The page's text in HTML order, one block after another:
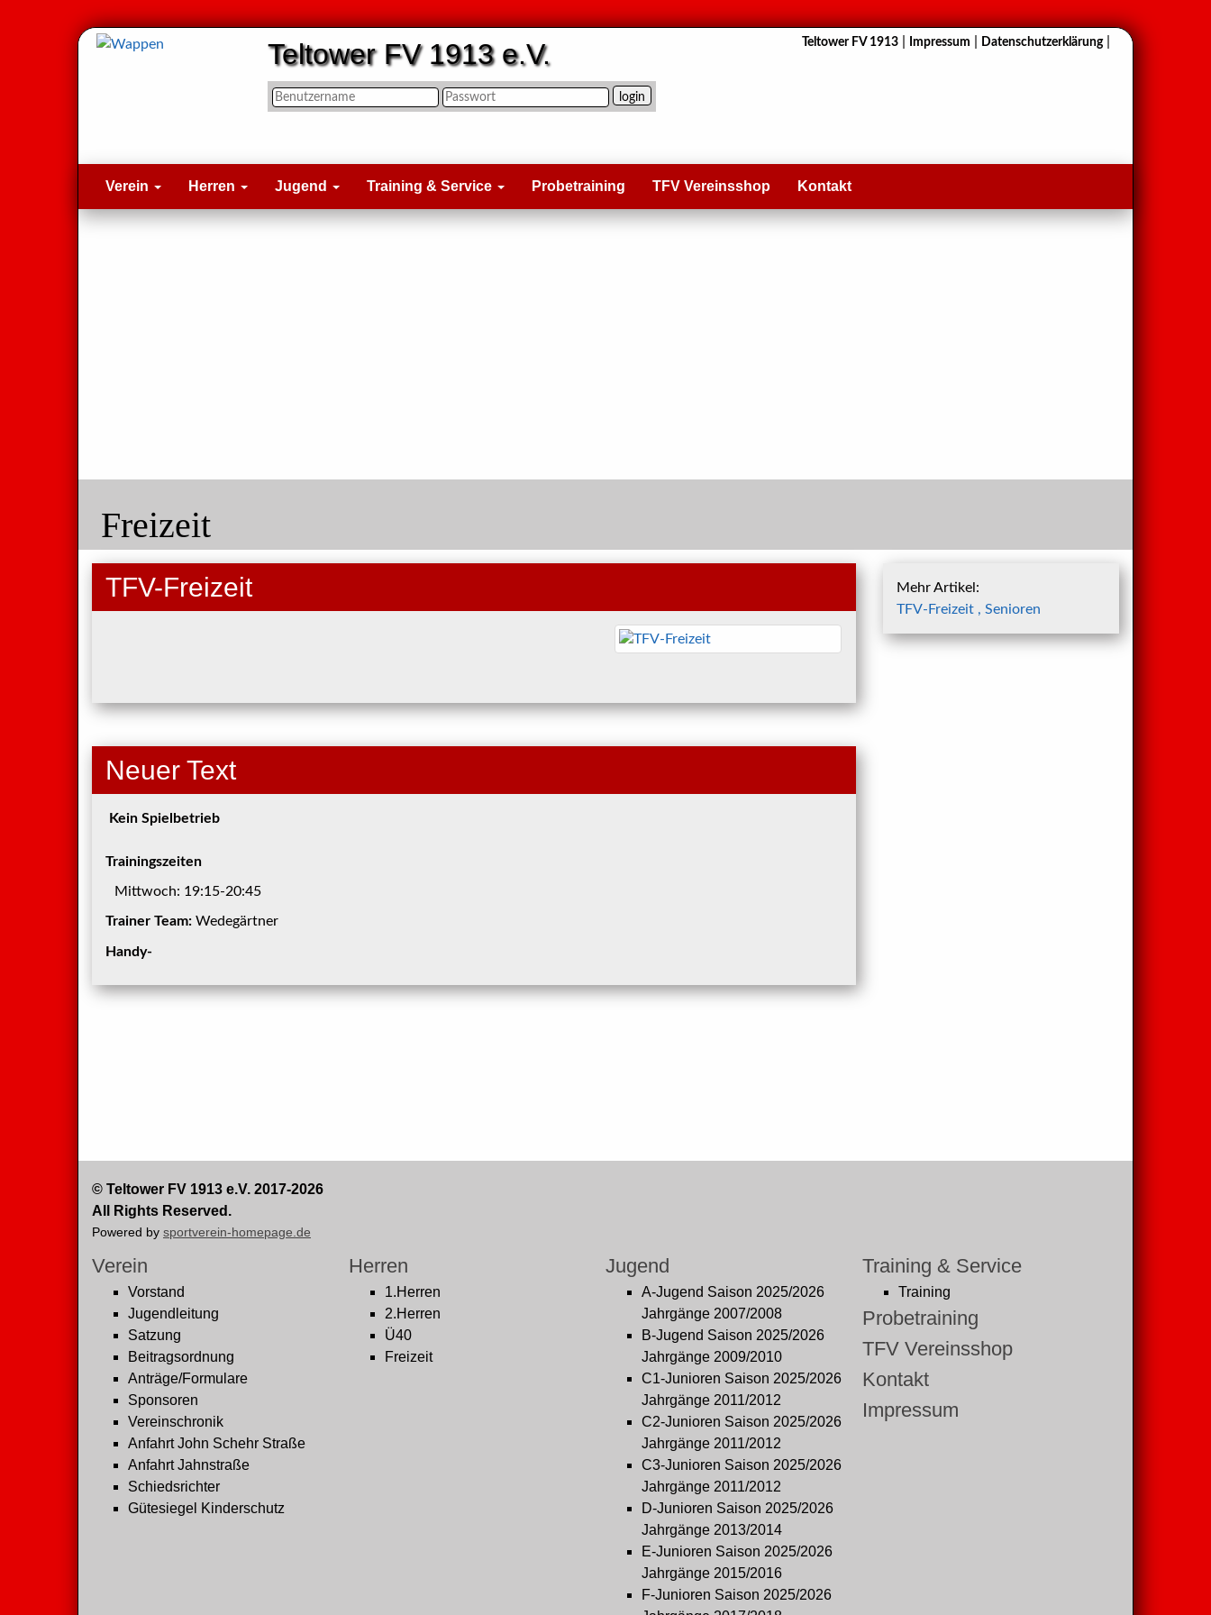
Teltower FV 1913 Impressum Datenschutzerklärung|
Teltower FV 1913 e.V.
Verein Herren Jugend Training & Service Probetraining TFV Vereinsshop Kontakt
Freizeit
TFV-Freizeit
Neuer Text
Kein Spielbetrieb
Trainingszeiten
Mittwoch: 19:15-20:45
Trainer Team: Wedegärtner
Handy-
Mehr Artikel:
TFV-Freizeit , Senioren
© Teltower FV 1913 e.V. 2017-2026
All Rights Reserved.
Powered by sportverein-homepage.de
Verein
Vorstand
Jugendleitung
Satzung
Beitragsordnung
Anträge/Formulare
Sponsoren
Vereinschronik
Anfahrt John Schehr Straße
Anfahrt Jahnstraße
Schiedsrichter
Gütesiegel Kinderschutz
Herren
1.Herren
2.Herren
Ü40
Freizeit
Jugend
A-Jugend Saison 2025/2026
Jahrgänge 2007/2008
B-Jugend Saison 2025/2026
Jahrgänge 2009/2010
C1-Junioren Saison 2025/2026
Jahrgänge 2011/2012
C2-Junioren Saison 2025/2026
Jahrgänge 2011/2012
C3-Junioren Saison 2025/2026
Jahrgänge 2011/2012
D-Junioren Saison 2025/2026
Jahrgänge 2013/2014
E-Junioren Saison 2025/2026
Jahrgänge 2015/2016
F-Junioren Saison 2025/2026
Training & Service
Training
Probetraining
TFV Vereinsshop
Kontakt
Impressum